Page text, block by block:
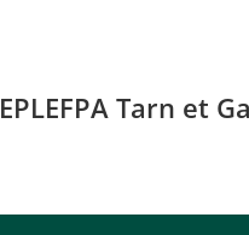
EPLEFPA Tarn et